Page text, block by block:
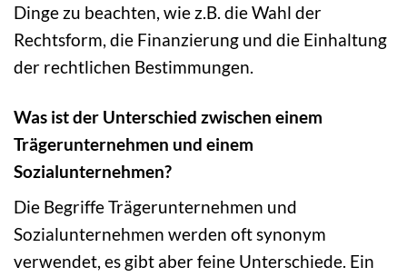
Dinge zu beachten, wie z.B. die Wahl der
Rechtsform, die Finanzierung und die Einhaltung
der rechtlichen Bestimmungen.
Was ist der Unterschied zwischen einem
Trägerunternehmen und einem
Sozialunternehmen?
Die Begriffe Trägerunternehmen und
Sozialunternehmen werden oft synonym
verwendet, es gibt aber feine Unterschiede. Ein